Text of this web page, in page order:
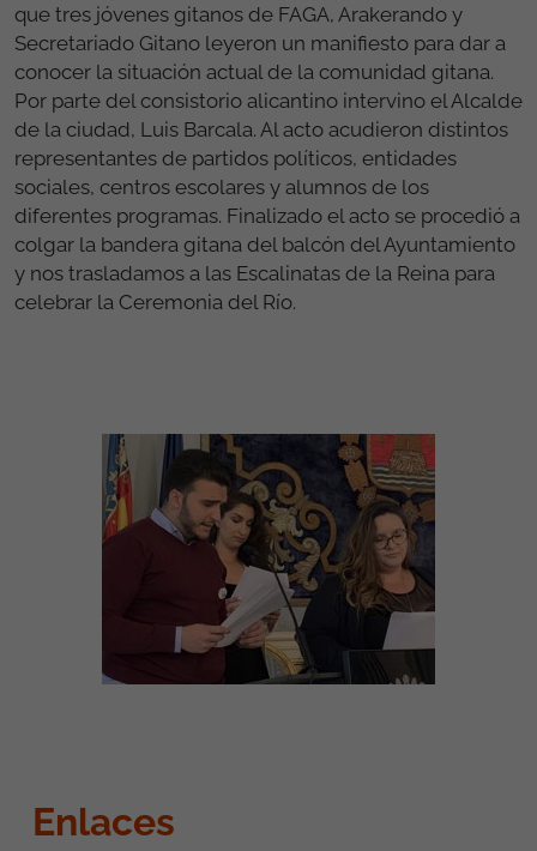
que tres jóvenes gitanos de FAGA, Arakerando y
Secretariado Gitano leyeron un manifiesto para dar a
conocer la situación actual de la comunidad gitana.
Por parte del consistorio alicantino intervino el Alcalde
de la ciudad, Luis Barcala. Al acto acudieron distintos
representantes de partidos políticos, entidades
sociales, centros escolares y alumnos de los
diferentes programas. Finalizado el acto se procedió a
colgar la bandera gitana del balcón del Ayuntamiento
y nos trasladamos a las Escalinatas de la Reina para
celebrar la Ceremonia del Río.
Enlaces